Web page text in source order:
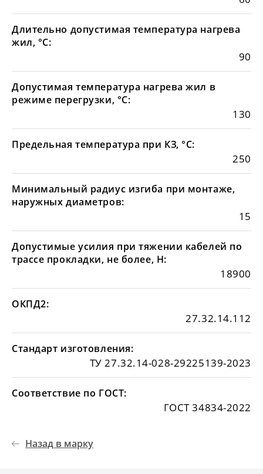
Длительно допустимая температура нагрева
жил, °С:
90
Допустимая температура нагрева жил в
режиме перегрузки, °С:
130
Предельная температура при КЗ, °С:
250
Минимальный радиус изгиба при монтаже,
наружных диаметров:
15
Допустимые усилия при тяжении кабелей по
трассе прокладки, не более, Н:
18900
ОКПД2:
27.32.14.112
Стандарт изготовления:
ТУ 27.32.14-028-29225139-2023
Соответствие по ГОСТ:
ГОСТ 34834-2022
Назад в марку